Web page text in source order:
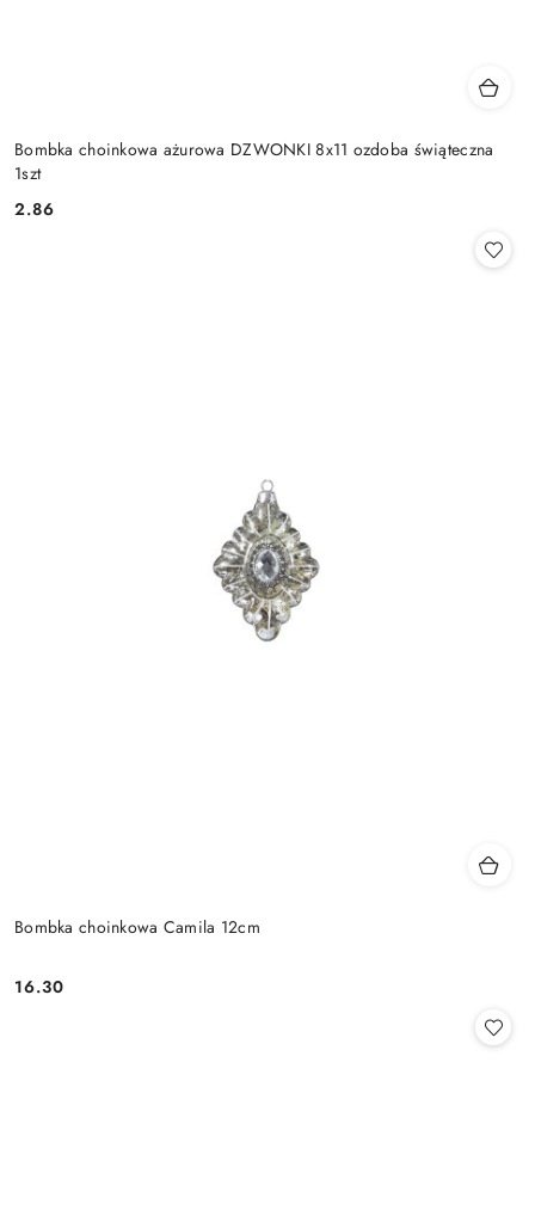
Bombka choinkowa ażurowa DZWONKI 8x11 ozdoba świąteczna
1szt
Cena:
2.86
Bombka choinkowa Camila 12cm
Cena:
16.30